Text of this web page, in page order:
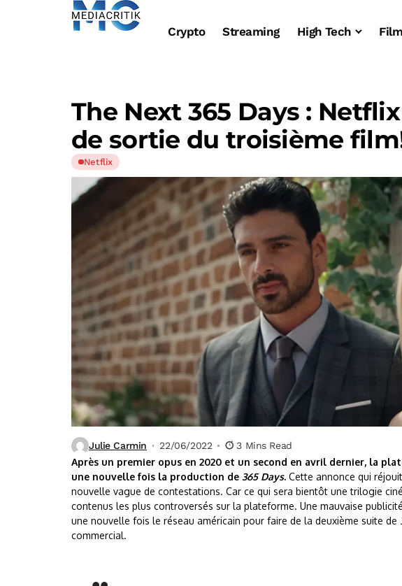
Crypto Streaming High Tech
The Next 365 Days :
de sortie du troisième
Netflix
Julie Carmin 22/06/2022 3 Mins Read
Après un premier opus en 2020 et un second en avril dernier, la
une nouvelle fois la production de 365 Days. Cette annonce qui
nouvelle vague de contestations. Car ce qui sera bientôt une trilogie
contenus les plus controversés sur la plateforme. Une mauvaise
une nouvelle fois le réseau américain pour faire de la deuxième suite de
commercial.